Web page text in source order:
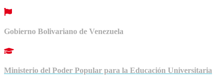
Gobierno Bolivariano de Venezuela
Ministerio del Poder Popular para la Educación Universitaria